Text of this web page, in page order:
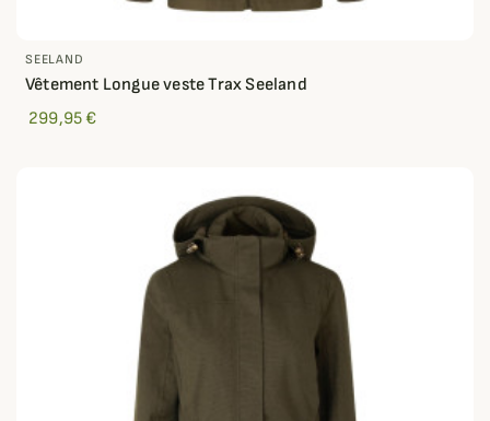
SEELAND
Vêtement Longue veste Trax Seeland
299,95 €